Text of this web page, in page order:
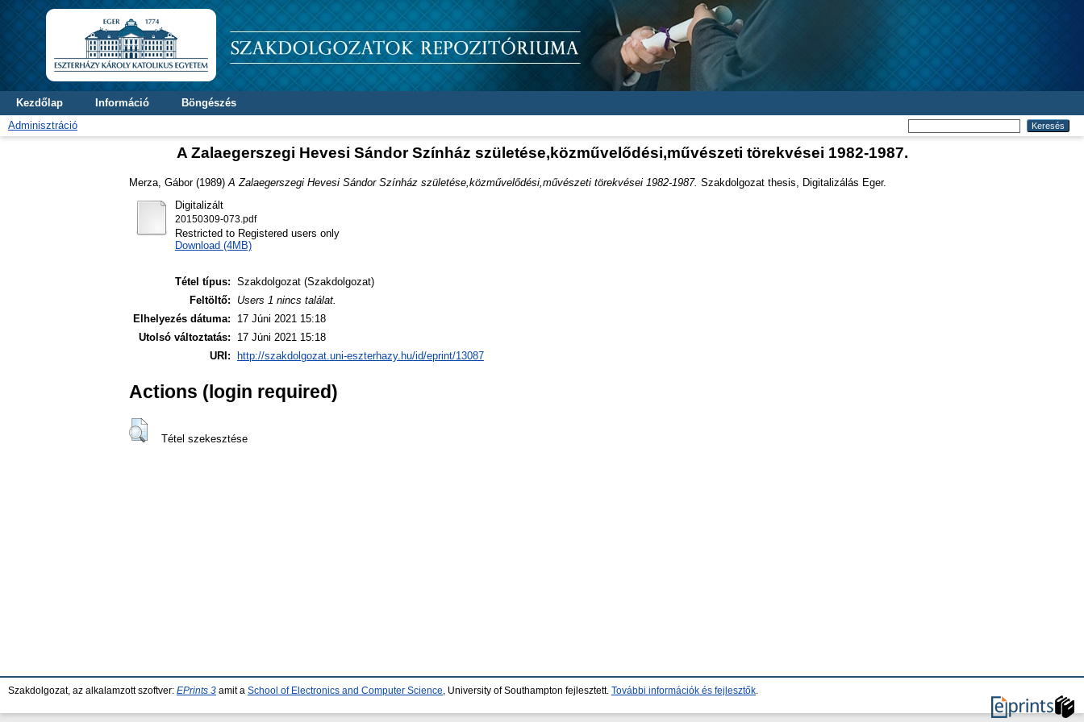
Kezdőlap Információ
Böngészés
Adminisztráció
A Zalaegerszegi Hevesi Sándor Színház születése,közművelődési,művészeti törekvései 1982-1987.
Merza, Gábor(1989) A Zalaegerszegi Hevesi Sándor Színház születése,közművelődési,művészeti törekvései 1982-1987. Szakdolgozat thesis, Digitalizálás Eger.
Digitalizált
20150309-073.pdf
Restricted to Registered users only
Download (4MB)
Tétel típus: Szakdolgozat (Szakdolgozat)
Feltöltő:
Users 1 nincs találat.
Elhelyezés dátuma:
17 Júni 2021 15:18
Utolsó változtatás:
17 Júni 2021 15:18
URI:
http://szakdolgozat.uni-eszterhazy.hu/id/eprint/13087
Actions (login required)
Tétel szekesztése
Szakdolgozat, az alkalamzott szoftver: EPrints 3 amit a School of Electronics and Computer Science , University of Southampton fejlesztett. További információk és fejlesztők